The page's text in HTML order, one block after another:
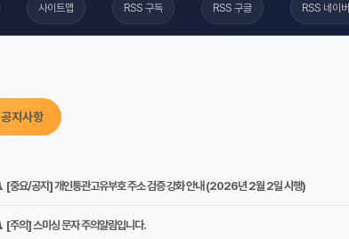
사이트맵 RSS 구독 RSS 구글 RSS 네이버
공지사항
[중요/공지] 개인통관고유부호 주소 검증 강화 안내 (2026년 2월 2일 시행)
[주의] 스미싱 문자 주의알림입니다.